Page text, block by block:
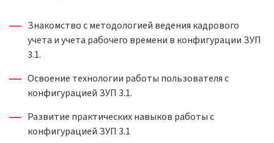
Знакомство с методологией ведения кадрового
учета и учета рабочего времени в конфигурации ЗУП
3.1.
Освоение технологии работы пользователя с
конфигурацией ЗУП 3.1.
Развитие практических навыков работы с
конфигурацией ЗУП 3.1